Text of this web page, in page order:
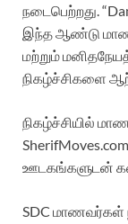
நடைபெற்றது.
இந்த ஆண்டு
மற்றும்
நிகழ்ச்சிகளை
நிகழ்ச்சியில்
ஊடகங்களுடன்
SDC மாணவர்கள்